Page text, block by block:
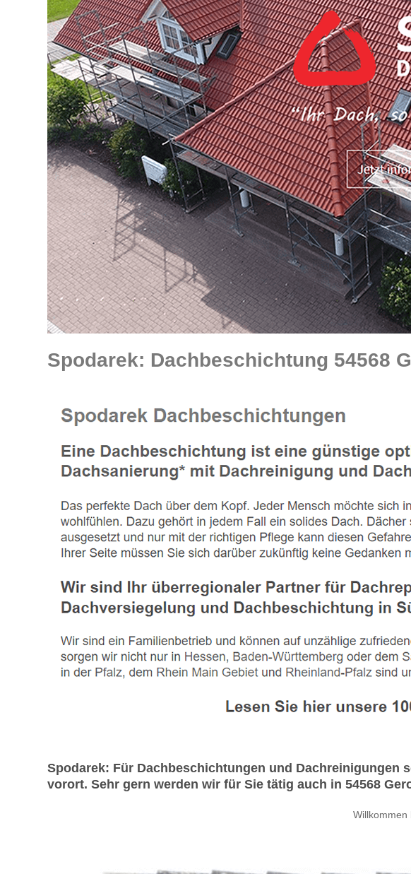
Spodarek: Dachbeschichtung 54568
Spodarek: Für Dachbeschichtungen und Dachreinigungen
vorort. Sehr gern werden wir für Sie tätig auch in 54568
Willkommen